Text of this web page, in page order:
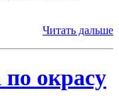
Читать дальше
окрасу